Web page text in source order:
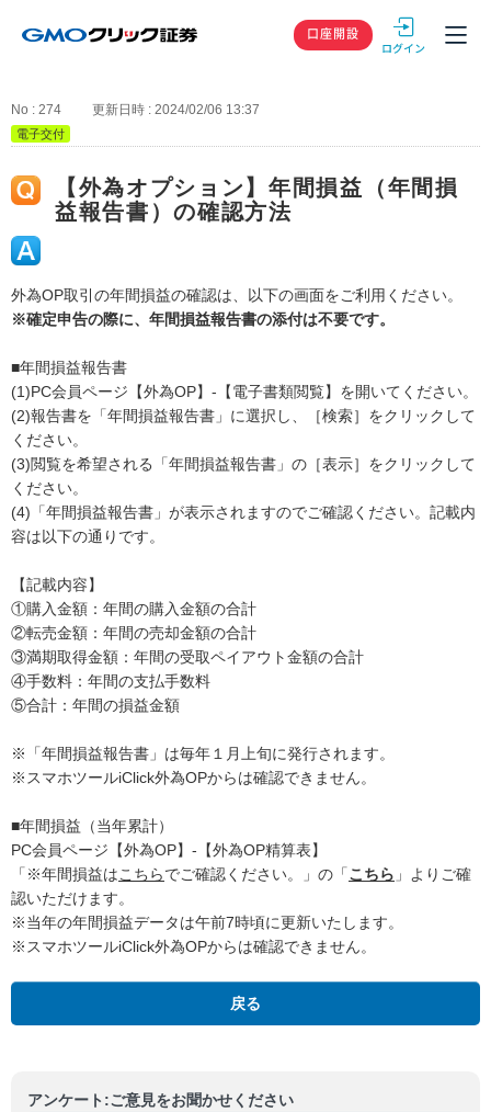
GMOクリック
口座開設
No : 274 更新日時 : 2024/02/06 13:37
電子交付
【外為オプション】年間損益（年間損
益報告書）の確認方法
外為OP取引の年間損益の確認は、以下の画面をご利用ください。
※確定申告の際に、年間損益報告書の添付は不要です。
■年間損益報告書
(1)PC会員ページ【外為OP】-【電子書類閲覧】を開いてください。
(2)報告書を「年間損益報告書」に選択し、［検索］をクリックして
ください。
(3)閲覧を希望される「年間損益報告書」の［表示］をクリックして
ください。
(4)「年間損益報告書」が表示されますのでご確認ください。記載内
容は以下の通りです。
【記載内容】
①購入金額：年間の購入金額の合計
②転売金額：年間の売却金額の合計
③満期取得金額：年間の受取ペイアウト金額の合計
④手数料：年間の支払手数料
⑤合計：年間の損益金額
※「年間損益報告書」は毎年１月上旬に発行されます。
※スマホツールiClick外為OPからは確認できません。
■年間損益（当年累計）
PC会員ページ【外為OP】-【外為OP精算表】
「※年間損益はこちらでご確認ください。」の「こちら 」よりご確
認いただけます。
※当年の年間損益データは午前7時頃に更新いたします。
※スマホツールiClick外為OPからは確認できません。
戻る
アンケート:ご意見をお聞かせください